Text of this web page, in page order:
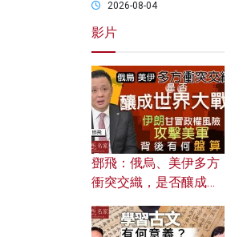
2026-08-04
影片
鄧飛：俄烏、美伊多方
衝突交織，是否釀成世
風險攻擊美軍，背後有